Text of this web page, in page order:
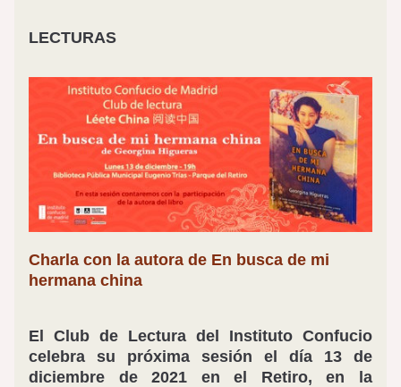
LECTURAS
Charla con la autora de En busca de mi
hermana china
El Club de Lectura del Instituto Confucio
celebra su próxima sesión el día 13 de
diciembre de 2021 en el Retiro, en la